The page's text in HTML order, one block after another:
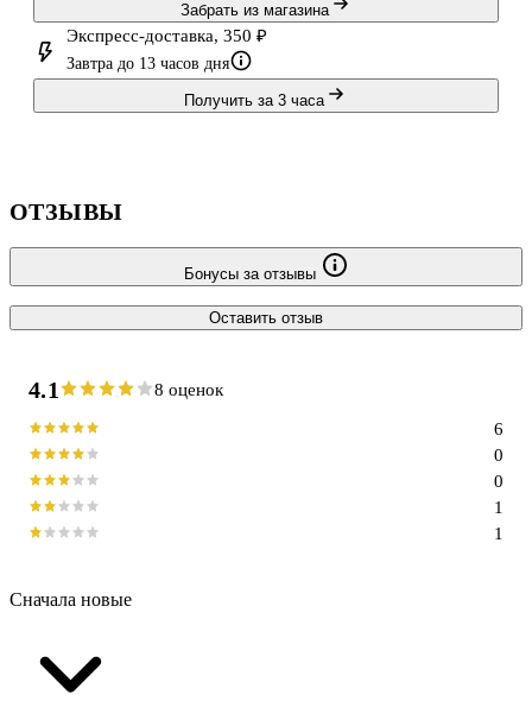
Забрать из магазина
Экспресс-доставка, 350 ₽
Завтра до 13 часов дня
Получить за 3 часа
ОТЗЫВЫ
Бонусы за отзывы
Оставить отзыв
4.1 8 оценок
1
1
0
0
6
Сначала новые